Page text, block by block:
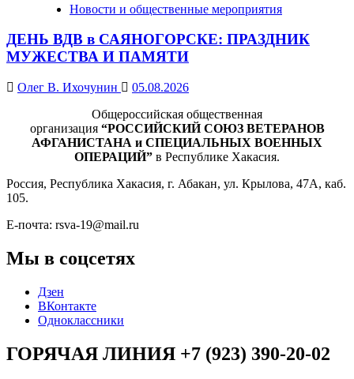
Новости и общественные мероприятия
ДЕНЬ ВДВ в САЯНОГОРСКЕ: ПРАЗДНИК
МУЖЕСТВА И ПАМЯТИ
Олег В. Ихочунин
05.08.2026
Общероссийская общественная
организация “РОССИЙСКИЙ СОЮЗ ВЕТЕРАНОВ
АФГАНИСТАНА и СПЕЦИАЛЬНЫХ ВОЕННЫХ
ОПЕРАЦИЙ” в Республике Хакасия.
Россия, Республика Хакасия, г. Абакан, ул. Крылова, 47А, каб.
105.
Е-почта: rsva-19@mail.ru
Мы в соцсетях
Дзен
ВКонтакте
Одноклассники
ГОРЯЧАЯ ЛИНИЯ +7 (923) 390-20-02